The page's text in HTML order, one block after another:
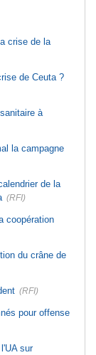
crise de la
de Ceuta ?
à
la campagne
de la
(RFI)
coopération
du crâne de
(RFI)
pour offense
sur